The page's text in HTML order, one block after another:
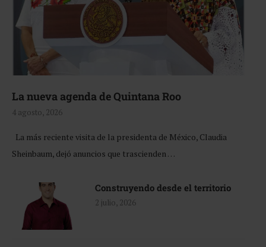
La nueva agenda de Quintana Roo
4 agosto, 2026
La más reciente visita de la presidenta de México, Claudia
Sheinbaum, dejó anuncios que trascienden …
Construyendo desde el territorio
2 julio, 2026